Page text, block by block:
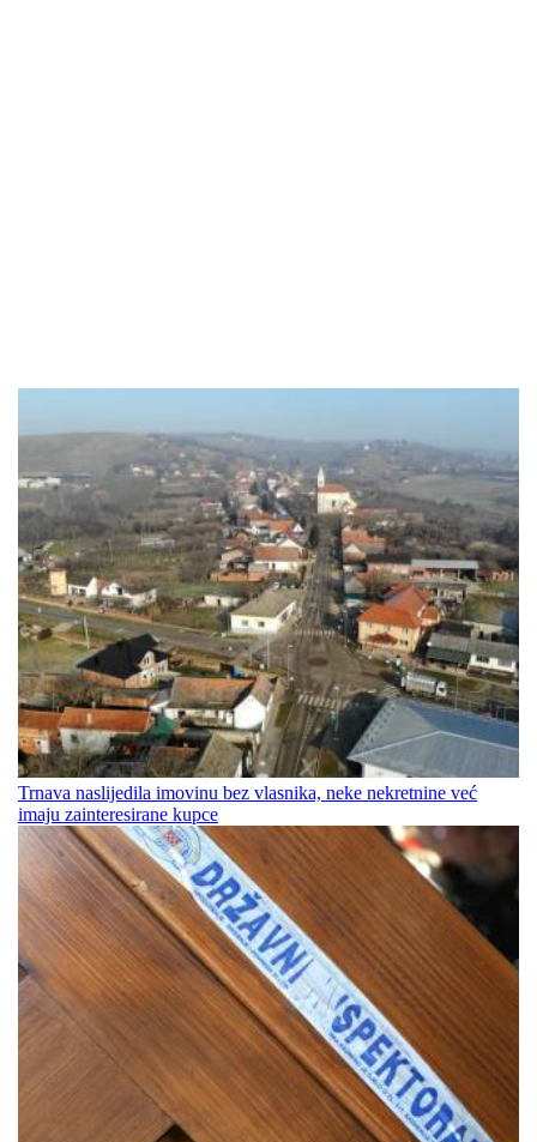
Trnava naslijedila imovinu bez vlasnika, neke nekretnine već
imaju zainteresirane kupce